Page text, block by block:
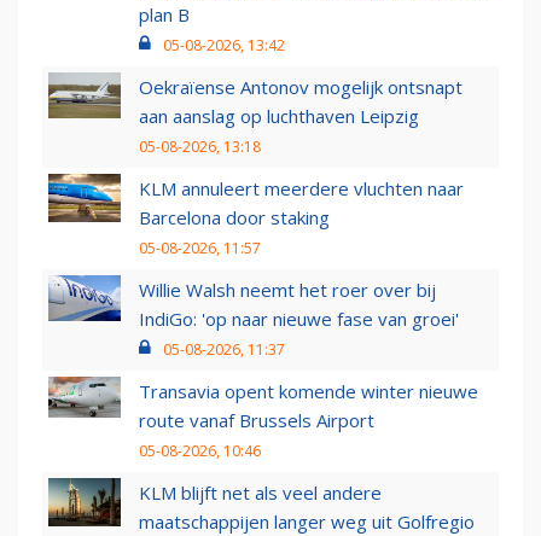
plan B
05-08-2026, 13:42
Oekraïense Antonov mogelijk ontsnapt
aan aanslag op luchthaven Leipzig
05-08-2026, 13:18
KLM annuleert meerdere vluchten naar
Barcelona door staking
05-08-2026, 11:57
Willie Walsh neemt het roer over bij
IndiGo: 'op naar nieuwe fase van groei'
05-08-2026, 11:37
Transavia opent komende winter nieuwe
route vanaf Brussels Airport
05-08-2026, 10:46
KLM blijft net als veel andere
maatschappijen langer weg uit Golfregio